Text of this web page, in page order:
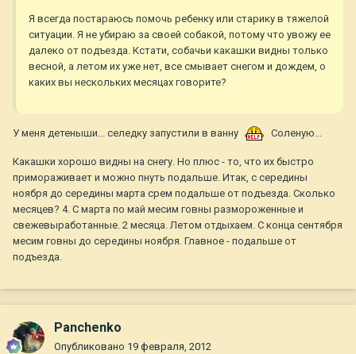
Я всегда постараюсь помочь ребенку или старику в тяжелой
ситуации. Я не убираю за своей собакой, потому что увожу ее
далеко от подъезда. Кстати, собачьи какашки видны только
весной, а летом их уже нет, все смывает снегом и дождем, о
каких вы нескольких месяцах говорите?
У меня детеныши... селедку запустили в ванну Соленую...
Какашки хорошо видны на снегу. Но плюс - то, что их быстро
примораживает и можно пнуть подальше. Итак, с середины
ноября до середины марта срем подальше от подъезда. Сколько
месяцев? 4. С марта по май месим говны размороженные и
свежевыработанные. 2 месяца. Летом отдыхаем. С конца сентября
месим говны до середины ноября. Главное - подальше от
подъезда.
Panchenko
Опубликовано 19 февраля, 2012